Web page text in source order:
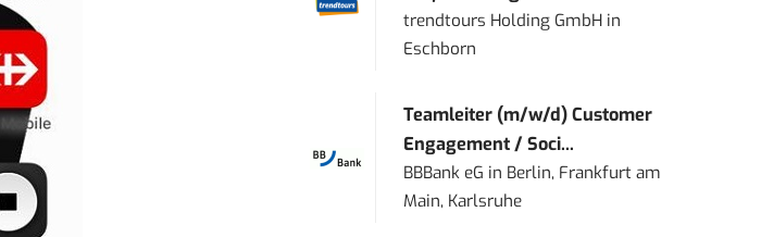
trendtours Holding GmbH in
Eschborn
Teamleiter (m/w/d) Customer
Engagement / Soci...
BBBank eG in Berlin, Frankfurt am
Main, Karlsruhe